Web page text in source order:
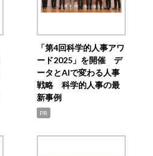
「第4回科学的人事アワ
ード2025」を開催 デ
ータとAIで変わる人事
戦略 科学的人事の最
新事例
PR